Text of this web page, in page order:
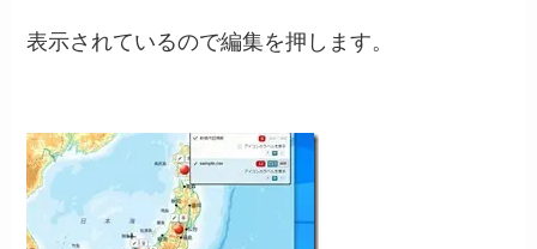
表示されているので編集を押します。